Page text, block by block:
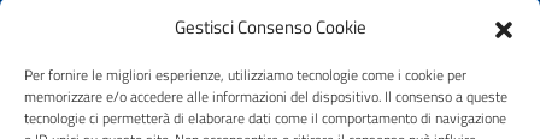
Gestisci Consenso Cookie
Per fornire le migliori esperienze, utilizziamo tecnologie come i cookie per
memorizzare e/o accedere alle informazioni del dispositivo. Il consenso a queste
tecnologie ci permetterà di elaborare dati come il comportamento di navigazione
Dichiarazione di accessibilità
Note legali